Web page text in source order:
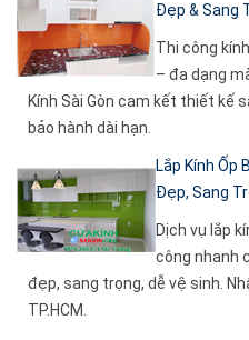
Đẹp & Sang
Thi công
– đa dạng
Kính Sài Gòn cam kết thiết kế
bảo hành dài hạn.
Lắp Kính Ốp
Đẹp, Sang
Dịch vụ lắp
công nhanh
đẹp, sang trọng, dễ vệ sinh.
TP.HCM.